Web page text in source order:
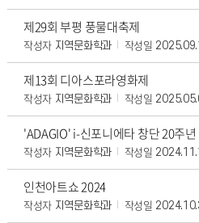
제29회 부평 풍물대축제
작성자 지역문화학과 작성일
제13회 디아스포라영화제
작성자 지역문화학과 작성일
'ADAGIO' i-신포니에타 창단 20주
작성자 지역문화학과 작성일
인천아트쇼 2024
작성자 지역문화학과 작성일